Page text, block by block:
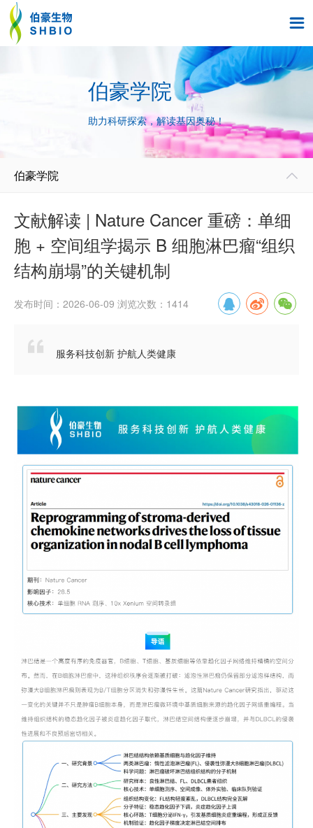

伯豪学院
助力科研探索，解读基因奥秘！
伯豪学院 
文献解读 | Nature Cancer 重磅：单细
胞 + 空间组学揭示 B 细胞淋巴瘤“组织
结构崩塌”的关键机制
发布时间：2026-06-09 浏览次数：1414
 服务科技创新 护航人类健康